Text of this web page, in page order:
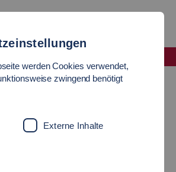
werden Cookies verwendet,
zwingend benötigt
Externe Inhalte